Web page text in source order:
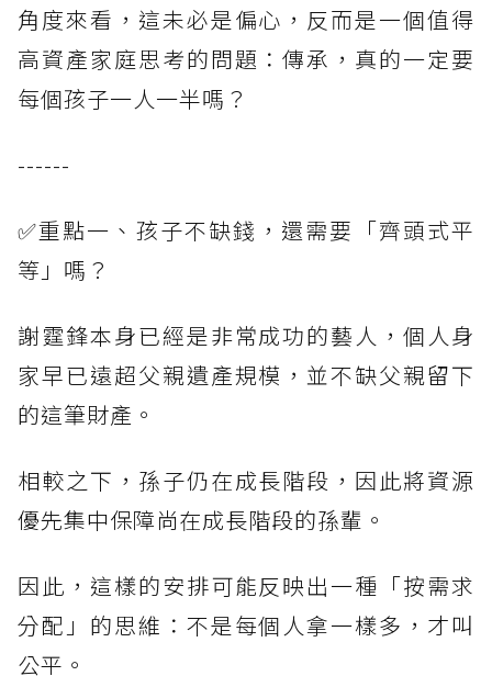
角度來看，這未必是偏心，反而是一個值得
高資產家庭思考的問題：傳承，真的一定要
每個孩子一人一半嗎？
------
✅重點一、孩子不缺錢，還需要「齊頭式平
等」嗎？
謝霆鋒本身已經是非常成功的藝人，個人身
家早已遠超父親遺產規模，並不缺父親留下
的這筆財產。
相較之下，孫子仍在成長階段，因此將資源
優先集中保障尚在成長階段的孫輩。
因此，這樣的安排可能反映出一種「按需求
分配」的思維：不是每個人拿一樣多，才叫
公平。